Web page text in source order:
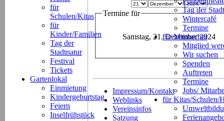
Tag der
Wintercafé
Termine
für Mitmacher
Mitglied
Wir suchen
Spenden
Auftreten
Termine
Jobs/
für Kitas/Schulen/
für
Schulen/Kitas
für
Kinder/Familien
Tag der
Stadtnatur
Festival
Tickets
Gartenlokal
Einmietung
Kindergeburtstag
Feiern
Inselfrühstück
Termine für
Samstag, 21. Dezember 2024
Impressum/Kontakt
Weblinks
Vereinsinfos
Satzung